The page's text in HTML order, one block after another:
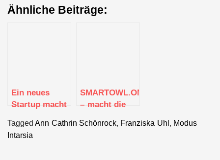
Ähnliche Beiträge:
Ein neues
Startup macht
Reparieren
gebrauchter
SMARTOWL.ONE
– macht die
einfach und
TaggedAnn Cathrin Schönrock, Franziska Uhl , Modus
Intarsia